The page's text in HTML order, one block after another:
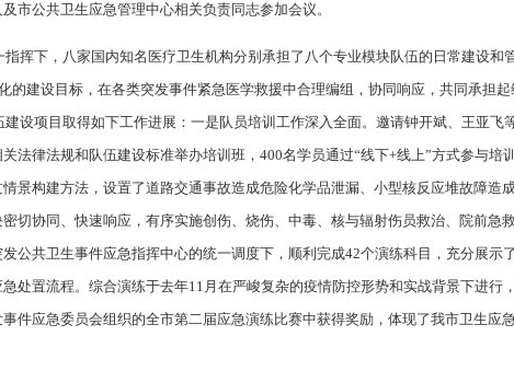
市公共卫生应急管理中心相关负责同志参加会议。
挥下，八家国内知名医疗卫生机构分别承担了八个专业模块队伍的日常建设和
建设目标，在各类突发事件紧急医学救援中合理编组，协同响应，共同承担
设项目取得如下工作进展：一是队员培训工作深入全面。邀请钟开斌、王亚飞
法律法规和队伍建设标准举办培训班，400名学员通过“线下+线上”方式参与培
景构建方法，设置了道路交通事故造成危险化学品泄漏、小型核反应堆故障造
切协同、快速响应，有序实施创伤、烧伤、中毒、核与辐射伤员救治、院前急
公共卫生事件应急指挥中心的统一调度下，顺利完成42个演练科目，充分展示
处置流程。综合演练于去年11月在严峻复杂的疫情防控形势和实战背景下进行
件应急委员会组织的全市第二届应急演练比赛中获得奖励，体现了我市卫生应